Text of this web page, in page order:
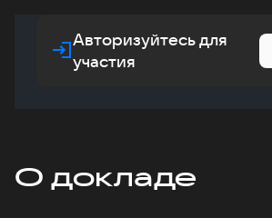
Авторизуйтесь для
участия
О докладе